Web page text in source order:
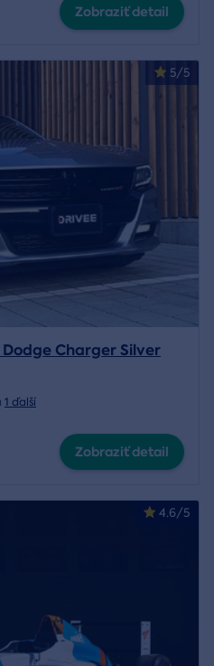
Zobraziť detail
5/5
Charger Silver
1 ďalší
Zobraziť detail
4.6/5